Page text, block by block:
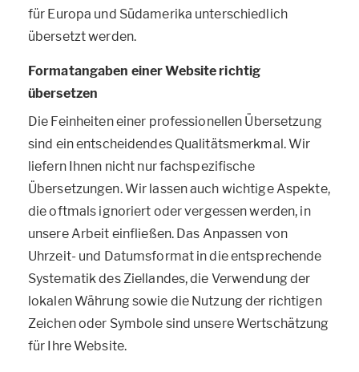
für Europa und Südamerika unterschiedlich
übersetzt werden.
Formatangaben einer Website richtig
übersetzen
Die Feinheiten einer professionellen Übersetzung
sind ein entscheidendes Qualitätsmerkmal. Wir
liefern Ihnen nicht nur fachspezifische
Übersetzungen. Wir lassen auch wichtige Aspekte,
die oftmals ignoriert oder vergessen werden, in
unsere Arbeit einfließen. Das Anpassen von
Uhrzeit- und Datumsformat in die entsprechende
Systematik des Ziellandes, die Verwendung der
lokalen Währung sowie die Nutzung der richtigen
Zeichen oder Symbole sind unsere Wertschätzung
für Ihre Website.